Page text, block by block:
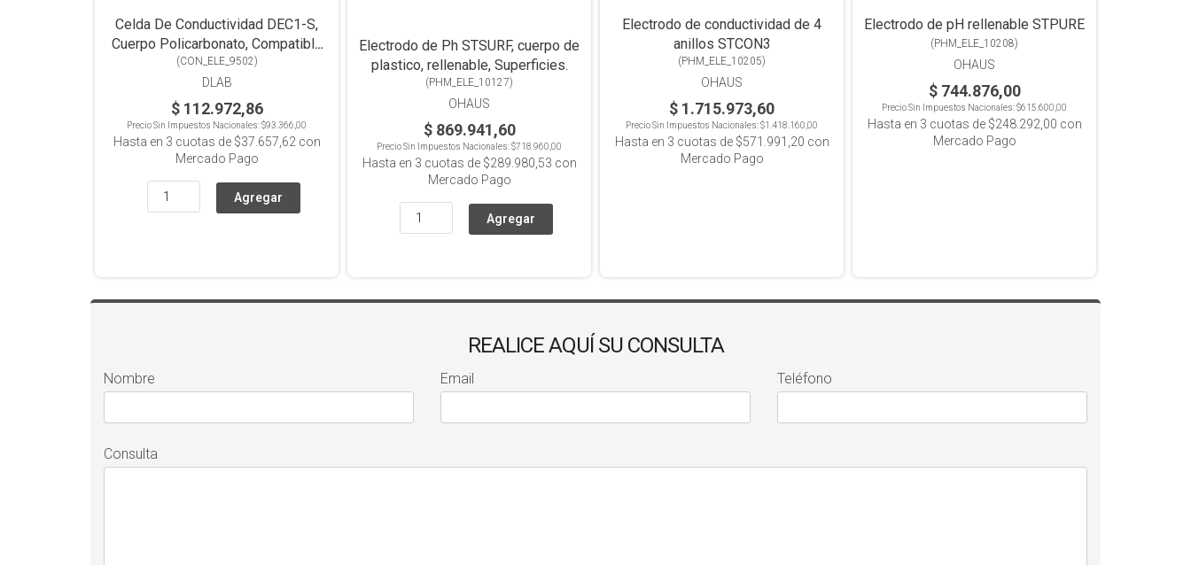
Celda De Conductividad DEC1-S,
Cuerpo Policarbonato, Compatible
Con Línea Pocket DEC1, DEC1+,
DPC1 y DPC1+
(CON_ELE_9502)
DLAB
$ 112.972,86
Precio Sin Impuestos Nacionales:$93.366,00
Hasta en 3 cuotas de $37.657,62 con
Mercado Pago
Electrodo de Ph STSURF, cuerpo de
plastico, rellenable, Superficies.
(PHM_ELE_10127)
OHAUS
$ 869.941,60
Precio Sin Impuestos Nacionales:$718.960,00
Hasta en 3 cuotas de $289.980,53 con
Mercado Pago
Electrodo de conductividad de 4
anillos STCON3
(PHM_ELE_10205)
OHAUS
$ 1.715.973,60
Precio Sin Impuestos Nacionales:$1.418.160,00
Hasta en 3 cuotas de $571.991,20 con
Mercado Pago
Electrodo de pH rellenable STPURE
(PHM_ELE_10208)
OHAUS
$ 744.876,00
Precio Sin Impuestos Nacionales:$615.600,00
Hasta en 3 cuotas de $248.292,00 con
Mercado Pago
REALICE AQUÍ SU CONSULTA
Nombre Email Teléfono
Consulta